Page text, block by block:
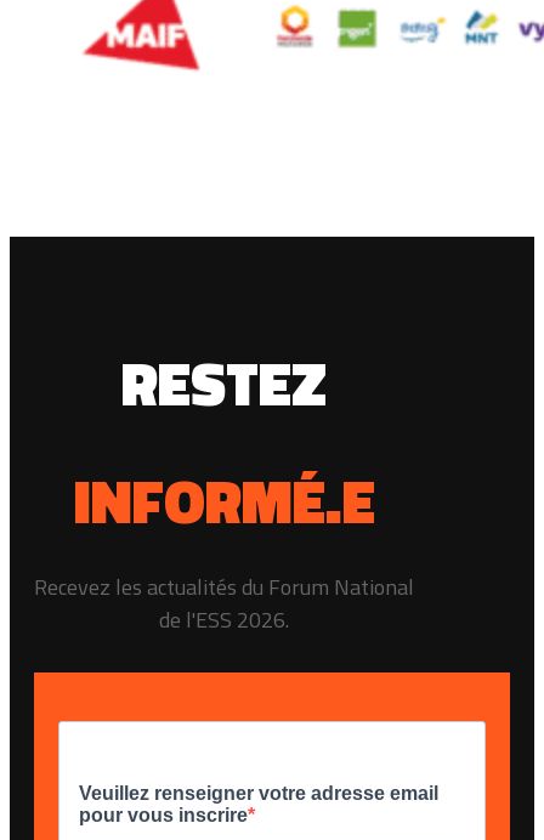
RESTEZ
INFORMÉ.E
Recevez les actualités du Forum National
de l'ESS 2026.